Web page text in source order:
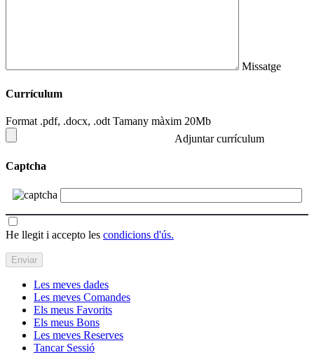
Missatge
Currículum
Format .pdf, .docx, .odt Tamany màxim 20Mb
Adjuntar currículum
Captcha
He llegit i accepto les condicions d'ús.
Les meves dades
Les meves Comandes
Els meus Favorits
Els meus Bons
Les meves Reserves
Tancar Sessió